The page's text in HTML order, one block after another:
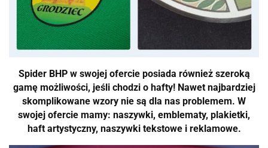
Spider BHP w swojej ofercie posiada również szeroką
gamę możliwości, jeśli chodzi o hafty! Nawet najbardziej
skomplikowane wzory nie są dla nas problemem. W
swojej ofercie mamy: naszywki, emblematy, plakietki,
haft artystyczny, naszywki tekstowe i reklamowe.